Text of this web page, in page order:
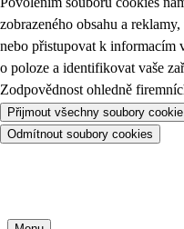
zobrazeného obsahu a
nebo přistupovat k informacím
o poloze a identifikovat vaše
Zodpovědnost ohledně
Přijmout všechny soubory cookie
Odmítnout soubory cookies